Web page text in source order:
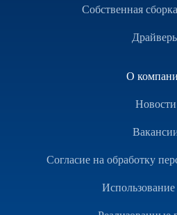
Собственная
О
Новости
Согласие на обработку